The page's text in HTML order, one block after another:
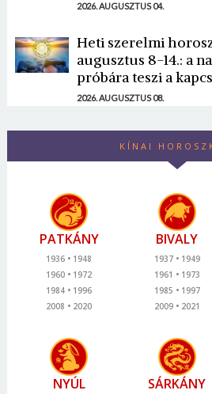
2026. AUGUSZTUS 04.
Heti szerelmi
augusztus 8-14.: a
próbára teszi a
2026. AUGUSZTUS 08.
KÍNAI
PATKÁNY
1936
1948
1960
1972
1984
1996
2008
2020
BIVALY
1937
1949
1961
1973
1985
1997
2009
2021
NYÚL SÁRKÁNY